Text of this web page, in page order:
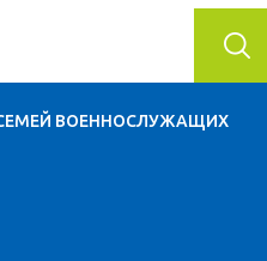
ВОЕННОСЛУЖАЩИХ